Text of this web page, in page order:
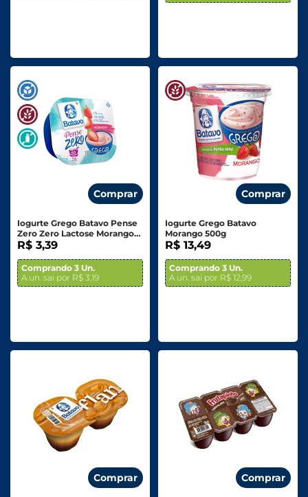
Comprar
Iogurte Grego Batavo Pense
Zero Zero Lactose Morango
100g
R$ 3,39
Comprando 3 Un.
A un. sai por R$ 3,19
Comprar
Iogurte Grego Batavo
Morango 500g
R$ 13,49
Comprando 3 Un.
A un. sai por R$ 12,99
Comprar Comprar